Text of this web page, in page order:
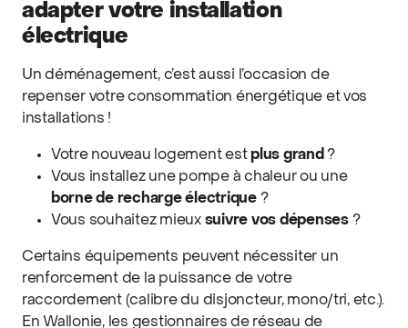
adapter votre installation
électrique
Un déménagement, c’est aussi l’occasion de
repenser votre consommation énergétique et vos
installations !
Votre nouveau logement estplus grand ?
Vous installez une pompe à chaleur ou une
borne de recharge électrique?
Vous souhaitez mieux suivre vos dépenses?
Certains équipements peuvent nécessiter un
renforcement de la puissance de votre
raccordement (calibre du disjoncteur, mono/tri, etc.).
En Wallonie, les gestionnaires de réseau de